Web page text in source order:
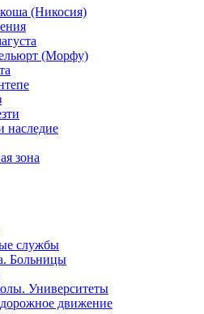
(Никосия)
(Морфу)
наследие
зона
службы
Больницы
Университеты
движение